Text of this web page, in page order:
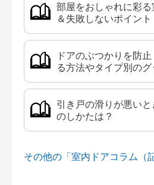
部屋をおしゃれに彩
＆失敗しないポイント
ドアのぶつかりを防
る方法やタイプ別の
引き戸の滑りが悪い
のしかたは？
その他の「室内ドアコラム（